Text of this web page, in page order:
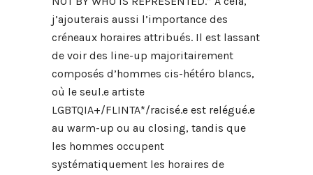
j’ajouterais aussi l’importance des
créneaux horaires attribués. Il est lassant
de voir des line-up majoritairement
composés d’hommes cis-hétéro blancs,
où le seul.e artiste
LGBTQIA+/FLINTA*/racisé.e est relégué.e
au warm-up ou au closing, tandis que
les hommes occupent
systématiquement les horaires de